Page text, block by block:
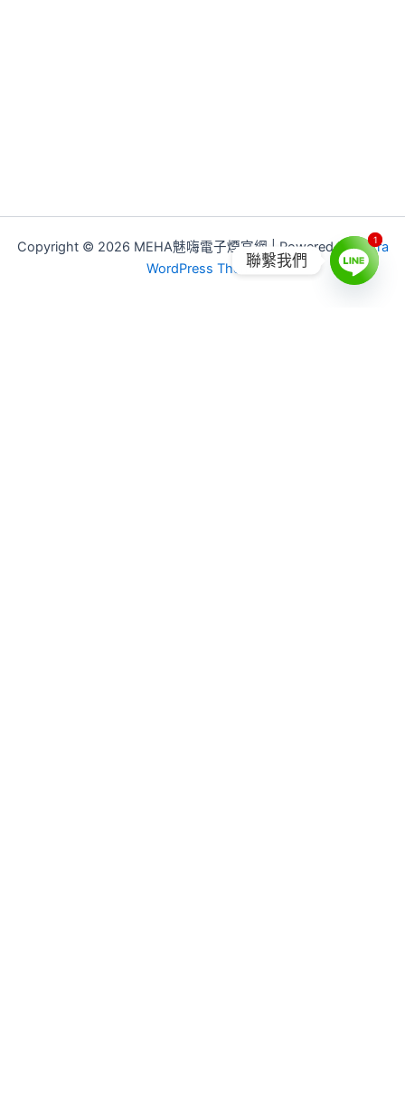
Copyright © 2026 MEHA魅嗨電子煙官網 | Powered byAstra
WordPress Theme聯繫我們
11